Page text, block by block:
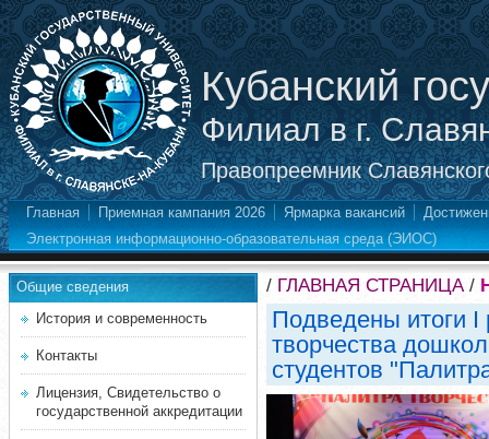
Кубанский
Филиал в г.
Правопреемник
Главная Приемная кампания 2026 Ярмарка вакансий
Электронная информационно-образовательная среда (ЭИОС)
Общие сведения
История и современность
Контакты
Лицензия, Свидетельство о
государственной аккредитации
/ ГЛАВНАЯ СТРАНИЦА/
Подведены итоги I
творчества
студентов